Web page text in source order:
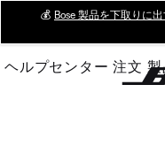
Main
💰 Bose 製品を下取りに
ヘルプセンター 注文 製